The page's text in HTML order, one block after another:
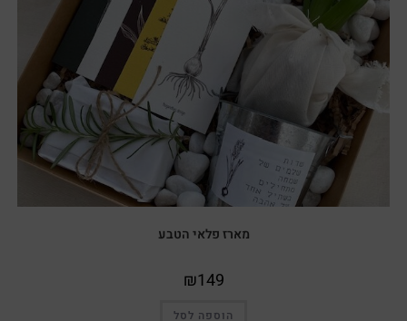
מארז פלאי הטבע
₪149
הוספה לסל